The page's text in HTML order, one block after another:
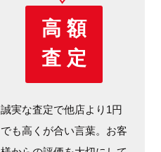
高 額
査 定
誠実な査定で他店より1円
でも高くが合い言葉。お客